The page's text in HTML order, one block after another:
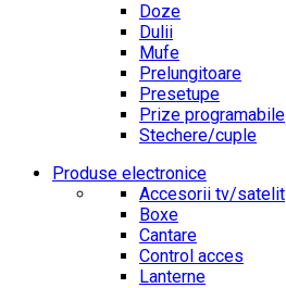
Doze
Dulii
Mufe
Prelungitoare
Presetupe
Prize programabile
Stechere/cuple
Produse electronice
Accesorii tv/satelit
Boxe
Cantare
Control acces
Lanterne